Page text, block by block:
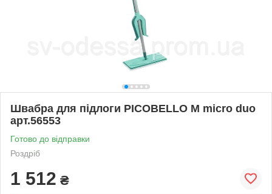
Швабра для підлоги PICOBELLO M micro duo
арт.56553
Готово до відправки
Роздріб
1 512 ₴